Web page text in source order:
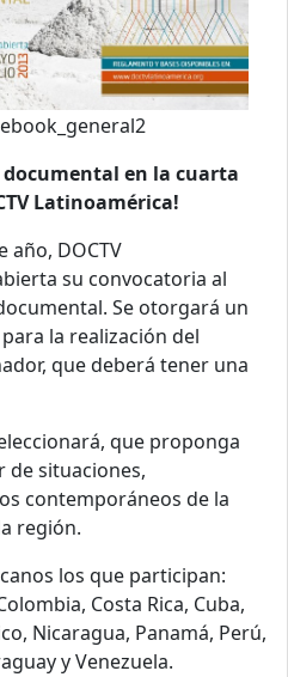
en la cuarta
Latinoamérica!
año, DOCTV
su convocatoria al
Se otorgará un
la realización del
que deberá tener una
que proponga
de situaciones,
contemporáneos de la
región.
los que participan:
Costa Rica, Cuba,
Nicaragua, Panamá, Perú,
y Venezuela.